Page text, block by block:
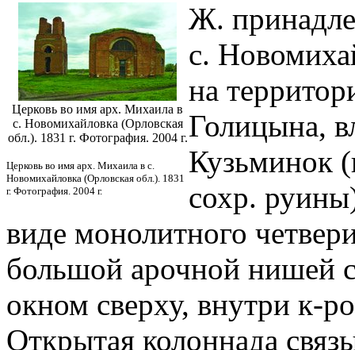
Церковь во имя арх. Михаила в
с. Новомихайловка (Орловская
обл.). 1831 г. Фотография. 2004 г.
Церковь во имя арх. Михаила в с.
Новомихайловка (Орловская обл.). 1831
г. Фотография. 2004 г.
Ж.
с.
на
Голицына,
Кузьминок
сохр.
виде монолитного
большой арочной нишей
окном сверху, внутри к-
Открытая колоннада